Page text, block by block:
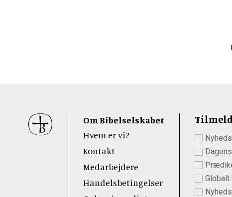
Sidefod
Om Bibelselskabet
Hvem er vi?
Kontakt
Medarbejdere
Handelsbetingelser
Globalt